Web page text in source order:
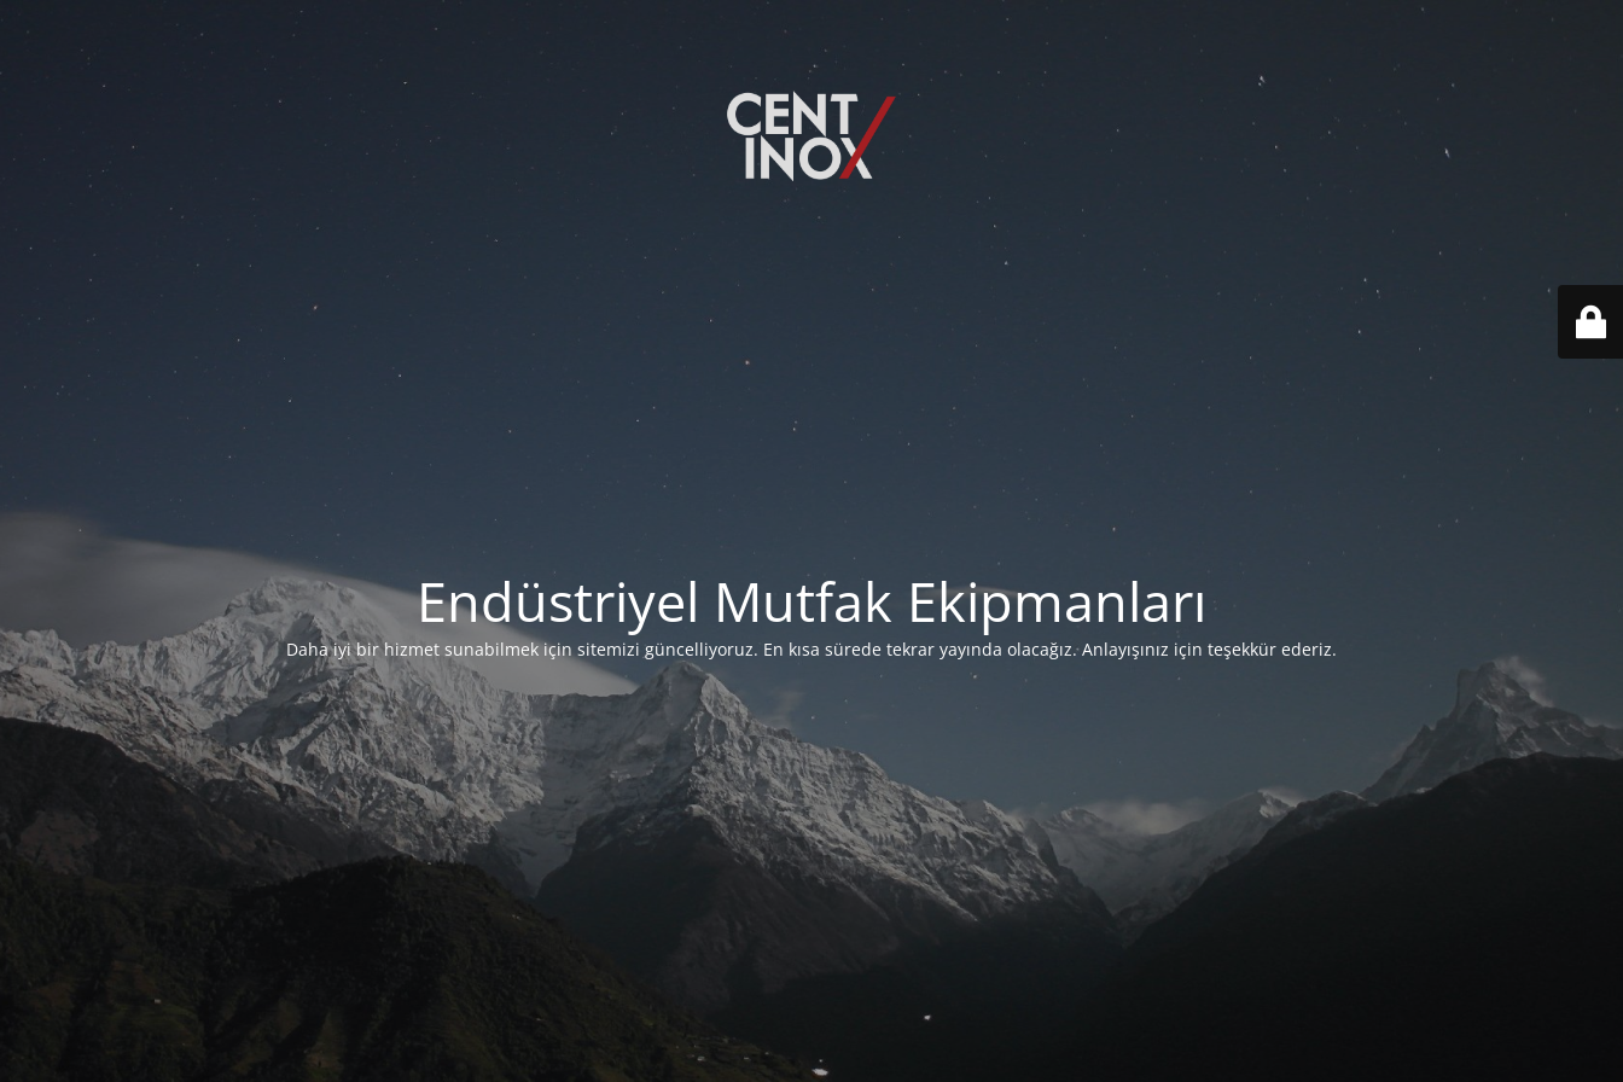
Endüstriyel Mutfak Ekipmanları
Daha iyi bir hizmet sunabilmek için sitemizi güncelliyoruz. En kısa sürede tekrar yayında olacağız. Anlayışınız için teşekkür ederiz.